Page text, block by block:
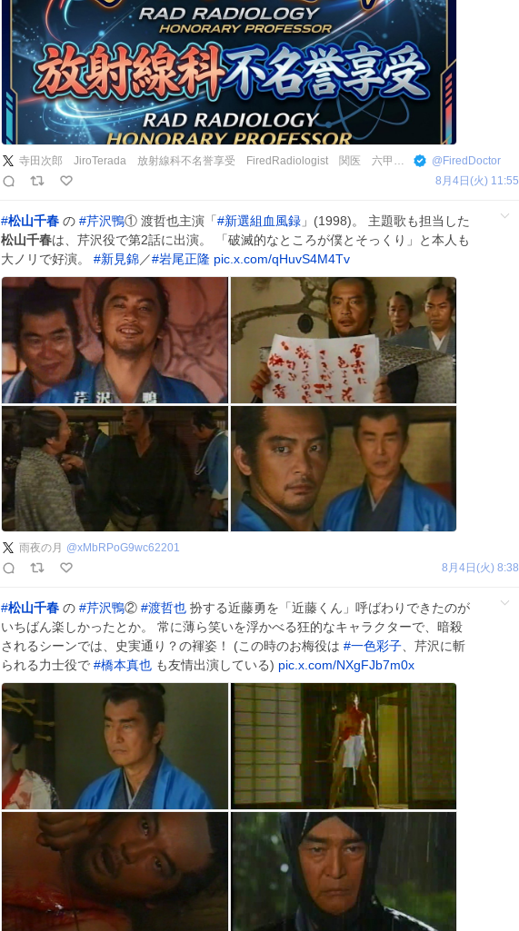
寺田次郎 JiroTerada 放射線科不名誉享受 FiredRadiologist 関医 六甲学院 @ FiredDoctor
8月4日(火) 11:55
#松山千春 の #芹沢鴨① 渡哲也主演「 #新選組血風録 」(1998)。 主題歌も担当した
松山千春は、芹沢役で第2話に出演。 「破滅的なところが僕とそっくり」と本人も
大ノリで好演。 #新見錦／#岩尾正隆 pic.x.com/qHuvS4M4Tv
雨夜の月 @xMbRPoG9wc62201
8月4日(火) 8:38
#松山千春 の #芹沢鴨② #渡哲也 扮する近藤勇を「近藤くん」呼ばわりできたのが
いちばん楽しかったとか。 常に薄ら笑いを浮かべる狂的なキャラクターで、暗殺
されるシーンでは、史実通り？の褌姿！ (この時のお梅役は #一色彩子 、芹沢に斬
られる力士役で #橋本真也 も友情出演している) pic.x.com/NXgFJb7m0x